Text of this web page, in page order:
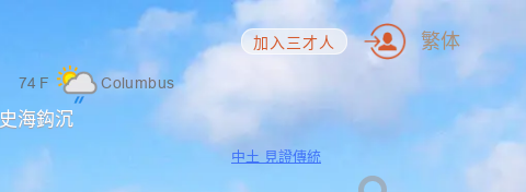
74 F Columbus
史海鈎沉
加入三才人 繁体
中土 見證傳統